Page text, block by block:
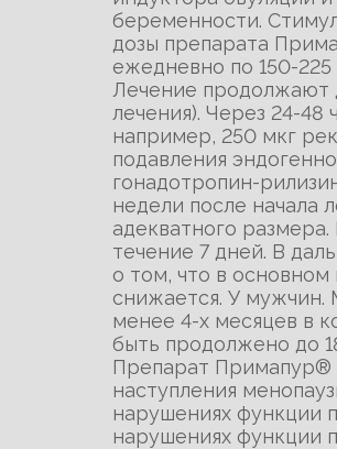
беременности.
дозы препарата
ежедневно по 150-
Лечение продолжают
лечения). Через 24-
например, 250 мкг
подавления
гонадотропин-
недели после начала
адекватного
течение 7 дней. В
о том, что в основном
снижается. У мужчин.
менее 4-х месяцев в
быть продолжено до
Препарат Примапур®
наступления
нарушениях функции
нарушениях функции